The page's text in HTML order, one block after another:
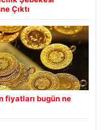
Çıktı
fiyatları bugün ne